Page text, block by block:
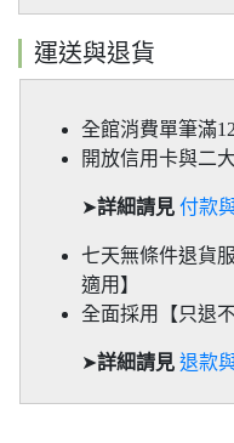
運送與退貨
全館消費單筆滿
開放信用卡與二
➤詳細請見 付款
七天無條件退貨
適用】
全面採用【只退不
➤詳細請見 退款